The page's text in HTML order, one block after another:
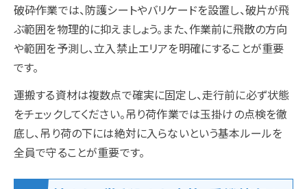
破砕作業では、防護シートやバリケードを設置し、破片が飛
ぶ範囲を物理的に抑えましょう。また、作業前に飛散の方向
や範囲を予測し、立入禁止エリアを明確にすることが重要
です。
運搬する資材は複数点で確実に固定し、走行前に必ず状態
をチェックしてください。吊り荷作業では玉掛けの点検を徹
底し、吊り荷の下には絶対に入らないという基本ルールを
全員で守ることが重要です。